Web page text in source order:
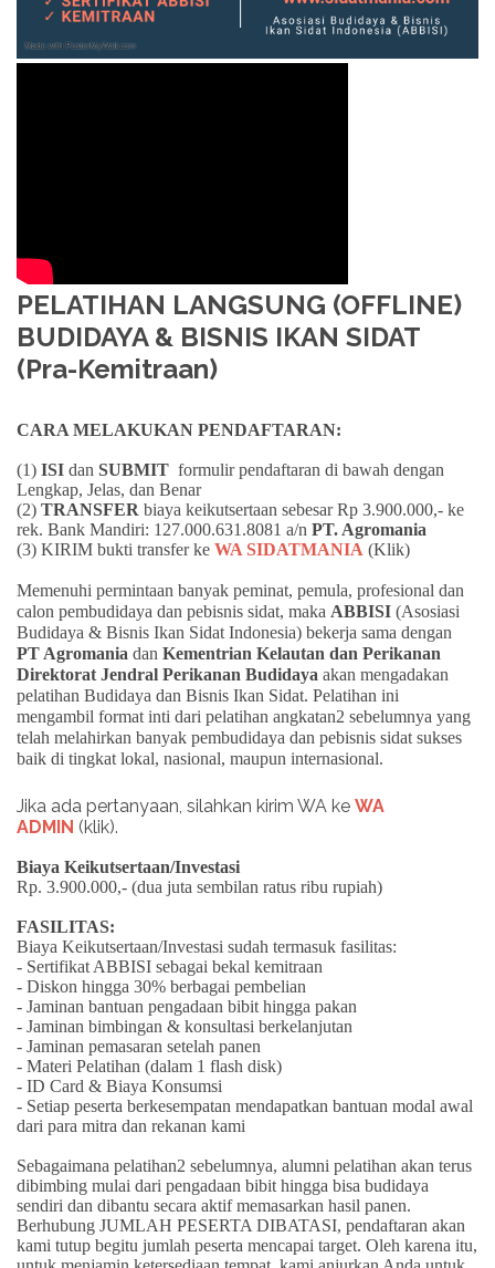
PELATIHAN LANGSUNG (OFFLINE)
BUDIDAYA & BISNIS IKAN SIDAT
(Pra-Kemitraan)
CARA MELAKUKAN PENDAFTARAN:
(1) ISI dan SUBMIT formulir pendaftaran di bawah dengan
Lengkap, Jelas, dan Benar
(2) TRANSFER biaya keikutsertaan sebesar Rp 3.900.000,- ke
rek. Bank Mandiri: 127.000.631.8081 a/n PT. Agromania
(3) KIRIM bukti transfer ke WA SIDATMANIA (Klik)
Memenuhi permintaan banyak peminat, pemula, profesional dan
calon pembudidaya dan pebisnis sidat, maka ABBISI (Asosiasi
Budidaya & Bisnis Ikan Sidat Indonesia) bekerja sama dengan
PT Agromania dan Kementrian Kelautan dan Perikanan
Direktorat Jendral Perikanan Budidaya akan mengadakan
pelatihan Budidaya dan Bisnis Ikan Sidat. Pelatihan ini
mengambil format inti dari pelatihan angkatan2 sebelumnya yang
telah melahirkan banyak pembudidaya dan pebisnis sidat sukses
baik di tingkat lokal, nasional, maupun internasional.
Jika ada pertanyaan, silahkan kirim WA ke WA
ADMIN (klik).
Biaya Keikutsertaan/Investasi
Rp. 3.900.000,- (dua juta sembilan ratus ribu rupiah)
FASILITAS:
Biaya Keikutsertaan/Investasi sudah termasuk fasilitas:
- Sertifikat ABBISI sebagai bekal kemitraan
- Diskon hingga 30% berbagai pembelian
- Jaminan bantuan pengadaan bibit hingga pakan
- Jaminan bimbingan & konsultasi berkelanjutan
- Jaminan pemasaran setelah panen
- Materi Pelatihan (dalam 1 flash disk)
- ID Card & Biaya Konsumsi
- Setiap peserta berkesempatan mendapatkan bantuan modal awal
dari para mitra dan rekanan kami
Sebagaimana pelatihan2 sebelumnya, alumni pelatihan akan terus
dibimbing mulai dari pengadaan bibit hingga bisa budidaya
sendiri dan dibantu secara aktif memasarkan hasil panen.
Berhubung JUMLAH PESERTA DIBATASI, pendaftaran akan
kami tutup begitu jumlah peserta mencapai target. Oleh karena itu,